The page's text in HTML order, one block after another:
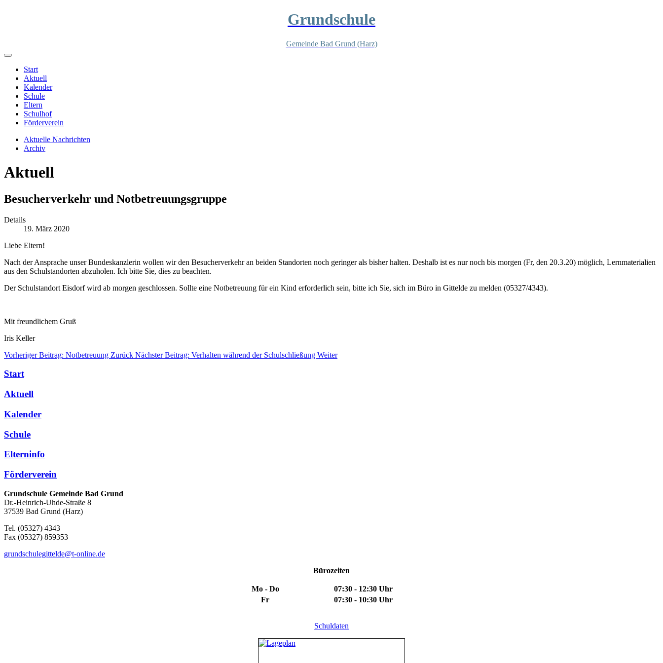
Grundschule
Gemeinde Bad Grund (Harz)
Start
Aktuell
Kalender
Schule
Eltern
Schulhof
Förderverein
Aktuelle Nachrichten
Archiv
Aktuell
Besucherverkehr und Notbetreuungsgruppe
Details
19. März 2020
Liebe Eltern!
Nach der Ansprache unser Bundeskanzlerin wollen wir den Besucherverkehr an beiden Standorten noch geringer als bisher halten. Deshalb ist es nur noch bis morgen (Fr, den 20.3.20) möglich, Lernmaterialien
aus den Schulstandorten abzuholen. Ich bitte Sie, dies zu beachten.
Der Schulstandort Eisdorf wird ab morgen geschlossen. Sollte eine Notbetreuung für ein Kind erforderlich sein, bitte ich Sie, sich im Büro in Gittelde zu melden (05327/4343).
Mit freundlichem Gruß
Iris Keller
Vorheriger Beitrag: Notbetreuung Zurück Nächster Beitrag: Verhalten während der Schulschließung Weiter
Start
Aktuell
Kalender
Schule
Elterninfo
Förderverein
Grundschule Gemeinde Bad Grund
Dr.-Heinrich-Uhde-Straße 8
37539 Bad Grund (Harz)
Tel. (05327) 4343
Fax (05327) 859353
grundschulegittelde@t-online.de
Bürozeiten
Mo - Do
07:30 - 12:30 Uhr
Fr
07:30 - 10:30 Uhr
Schuldaten